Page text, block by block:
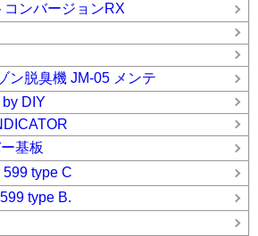
ンバージョンRX
ン脱臭機 JM-05 メンテ
DIY
基板
type C
type B.